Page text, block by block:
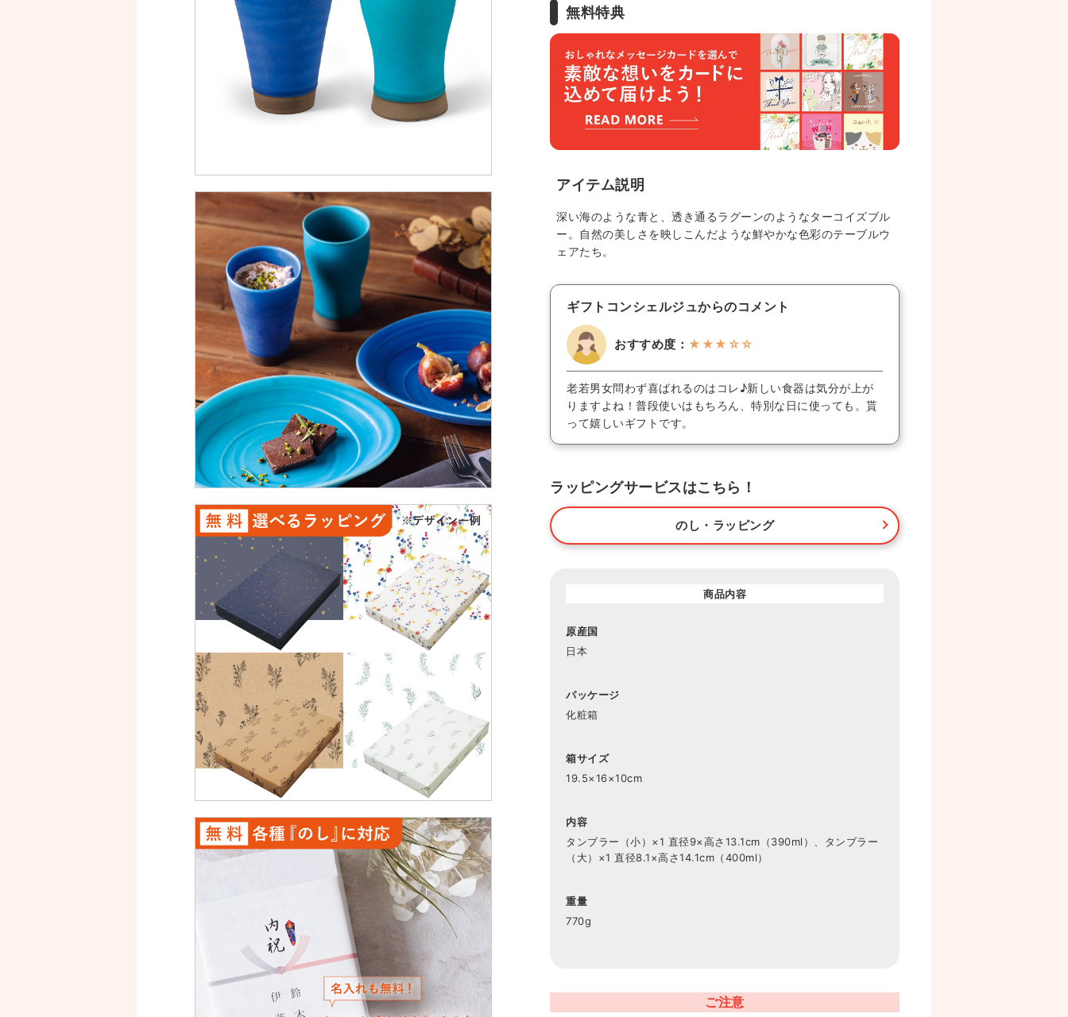
無料特典
アイテム説明
深い海のような青と、透き通るラグーンのようなターコイズブル
ー。自然の美しさを映しこんだような鮮やかな色彩のテーブルウ
ェアたち。
ギフトコンシェルジュからのコメント
おすすめ度： ★★★☆☆
老若男女問わず喜ばれるのはコレ♪新しい食器は気分が上が
りますよね！普段使いはもちろん、特別な日に使っても。貰
って嬉しいギフトです。
ラッピングサービスはこちら！
のし・ラッピング
商品内容
原産国
日本
パッケージ
化粧箱
箱サイズ
19.5×16×10cm
内容
タンブラー（小）×1 直径9×高さ13.1cm（390ml）、タンブラー
（大）×1 直径8.1×高さ14.1cm（400ml）
重量
770g
ご注意